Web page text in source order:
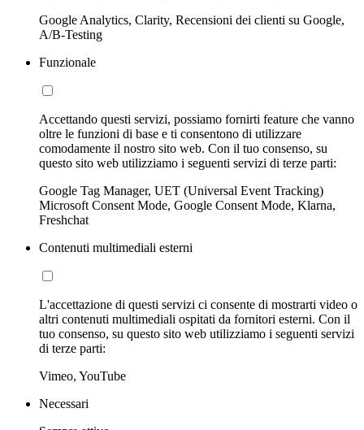
Google Analytics, Clarity, Recensioni dei clienti su Google,
A/B-Testing
Funzionale
Accettando questi servizi, possiamo fornirti feature che vanno
oltre le funzioni di base e ti consentono di utilizzare
comodamente il nostro sito web. Con il tuo consenso, su
questo sito web utilizziamo i seguenti servizi di terze parti:
Google Tag Manager, UET (Universal Event Tracking)
Microsoft Consent Mode, Google Consent Mode, Klarna,
Freshchat
Contenuti multimediali esterni
L'accettazione di questi servizi ci consente di mostrarti video o
altri contenuti multimediali ospitati da fornitori esterni. Con il
tuo consenso, su questo sito web utilizziamo i seguenti servizi
di terze parti:
Vimeo, YouTube
Necessari